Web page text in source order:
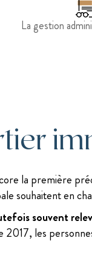
La gestion
la première
souhaitent en
souvent
2017, les